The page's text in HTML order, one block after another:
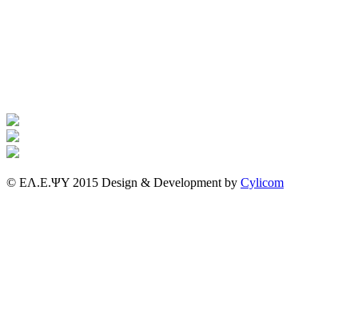
© ΕΛ.Ε.ΨΥ 2015 Design & Development by Cylicom